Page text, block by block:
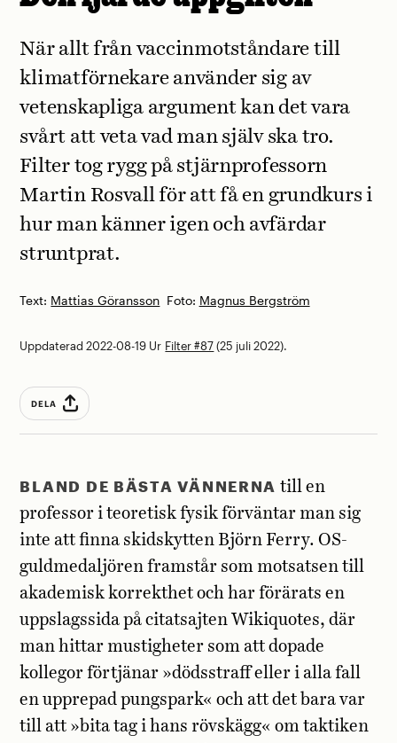
Text: Mattias Göransson Foto: Magnus Bergström
När allt från vaccinmotståndare till
klimatförnekare använder sig av
vetenskapliga argument kan det vara
svårt att veta vad man själv ska tro.
Filter tog rygg på stjärnprofessorn
Martin Rosvall för att få en grundkurs i
hur man känner igen och avfärdar
struntprat.
Uppdaterad 2022-08-19 Ur Filter #87(25 juli 2022).
DELA
BLAND DE BÄSTA VÄNNERNA till en
professor i teoretisk fysik förväntar man sig
inte att finna skidskytten Björn Ferry. OS-
guldmedaljören framstår som motsatsen till
akademisk korrekthet och har förärats en
uppslagssida på citatsajten Wikiquotes, där
man hittar mustigheter som att dopade
kollegor förtjänar »dödsstraff eller i alla fall
en upprepad pungspark« och att det bara var
till att »bita tag i hans rövskägg« om taktiken